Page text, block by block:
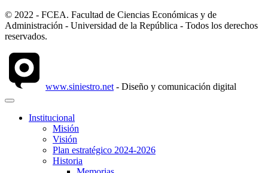
© 2022 - FCEA. Facultad de Ciencias Económicas y de
Administración - Universidad de la República - Todos los derechos
reservados.
www.siniestro.net - Diseño y comunicación digital
Institucional
Misión
Visión
Plan estratégico 2024-2026
Historia